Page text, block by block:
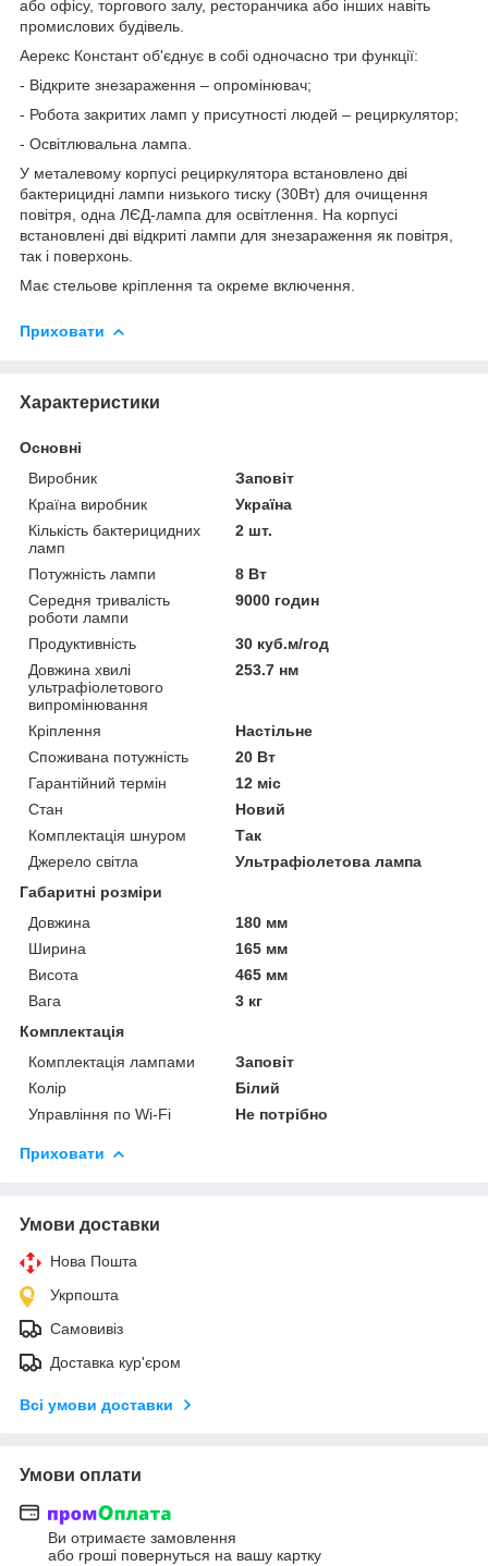
або офісу, торгового залу, ресторанчика або інших навіть
промислових будівель.
Аерекс Констант об'єднує в собі одночасно три функції:
- Відкрите знезараження – опромінювач;
- Робота закритих ламп у присутності людей – рециркулятор;
- Освітлювальна лампа.
У металевому корпусі рециркулятора встановлено дві
бактерицидні лампи низького тиску (30Вт) для очищення
повітря, одна ЛЄД-лампа для освітлення. На корпусі
встановлені дві відкриті лампи для знезараження як повітря,
так і поверхонь.
Має стельове кріплення та окреме включення.
Приховати
Характеристики
Основні
Виробник
Заповіт
Країна виробник
Україна
Кількість бактерицидних
ламп
2 шт.
Потужність лампи
8 Вт
Середня тривалість
роботи лампи
9000 годин
Продуктивність
30 куб.м/год
Довжина хвилі
ультрафіолетового
випромінювання
253.7 нм
Кріплення
Настільне
Споживана потужність
20 Вт
Гарантійний термін
12 міс
Стан
Новий
Комплектація шнуром
Так
Джерело світла
Ультрафіолетова лампа
Габаритні розміри
Довжина
180 мм
Ширина
165 мм
Висота
465 мм
Вага
3 кг
Комплектація
Комплектація лампами
Заповіт
Колір
Білий
Управління по Wi-Fi
Не потрібно
Приховати
Умови доставки
Нова Пошта
Укрпошта
Самовивіз
Доставка кур'єром
Всі умови доставки
Умови оплати
Ви отримаєте замовлення
або гроші повернуться на вашу картку